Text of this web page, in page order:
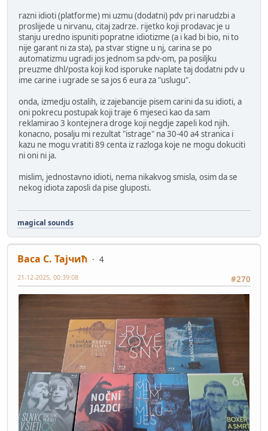
razni idioti (platforme) mi uzmu (dodatni) pdv pri narudzbi a
proslijede u nirvanu, citaj zadrze. rijetko koji prodavac je u
stanju uredno ispuniti popratne idiotizme (a i kad bi bio, ni to
nije garant ni za sta), pa stvar stigne u nj, carina se po
automatizmu ugradi jos jednom sa pdv-om, pa posiljku
preuzme dhl/posta koji kod isporuke naplate taj dodatni pdv u
ime carine i ugrade se sa jos 6 eura za "uslugu".
onda, izmedju ostalih, iz zajebancije pisem carini da su idioti, a
oni pokrecu postupak koji traje 6 mjeseci kao da sam
reklamirao 3 kontejnera droge koji negdje zapeli kod njih.
konacno, posalju mi rezultat "istrage" na 30-40 a4 stranica i
kazu ne mogu vratiti 89 centa iz razloga koje ne mogu dokuciti
ni oni ni ja.
mislim, jednostavno idioti, nema nikakvog smisla, osim da se
nekog idiota zaposli da pise gluposti.
magical sounds
Васа С. Тајчић
4
#270
21-12-2025, 00:39:08